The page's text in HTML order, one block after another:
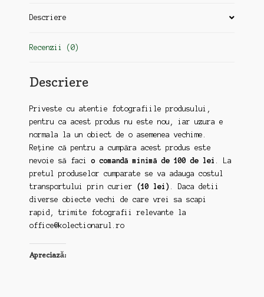
Descriere
Recenzii (0)
Descriere
Priveste cu atentie fotografiile produsului,
pentru ca acest produs nu este nou, iar uzura e
normala la un obiect de o asemenea vechime.
Reține că pentru a cumpăra acest produs este
nevoie să facio comandă minimă de 100 de lei
. La
pretul produselor cumparate se va adauga costul
transportului prin curier
(10 lei)
. Daca detii
diverse obiecte vechi de care vrei sa scapi
rapid, trimite fotografii relevante la
office@kolectionarul.ro
Apreciază: